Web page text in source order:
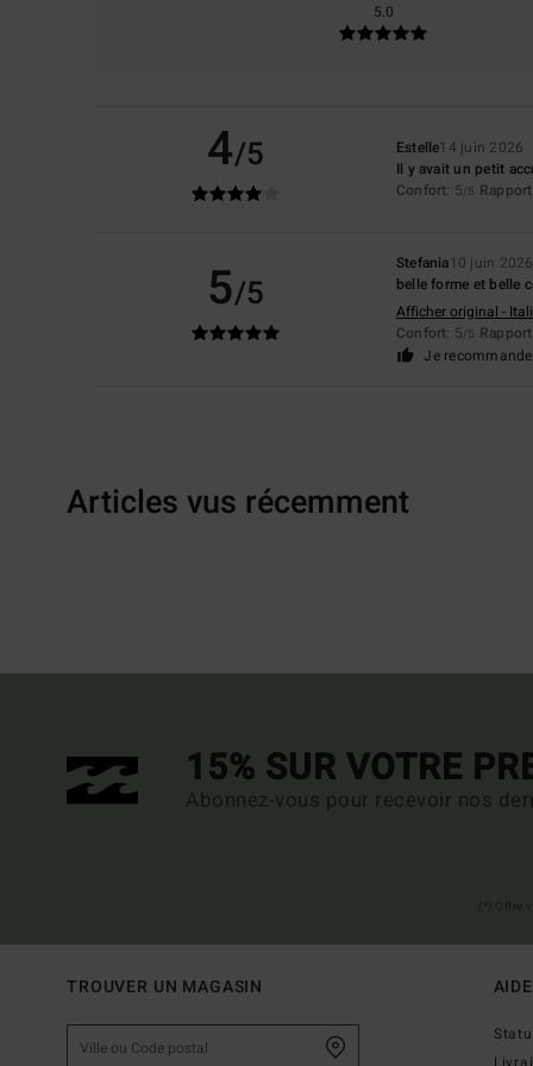
5.0
4/5 Estelle14 juin 2026
Il y avait un petit
Confort: 5/5
5/5
Stefania10 juin 2026
belle forme et belle
Afficher original -
Confort: 5/5
Je
Articles vus récemment
15% SUR VOTRE
Abonnez-vous pour recevoir nos
TROUVER UN MAGASIN AIDE